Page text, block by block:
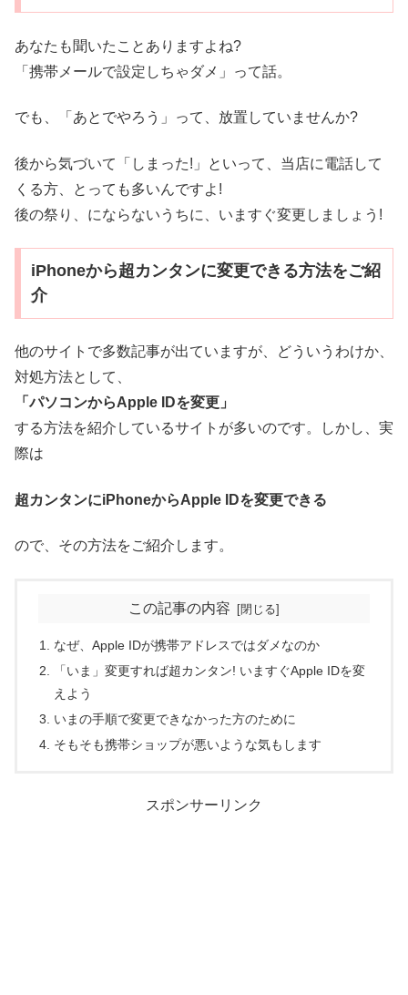
あなたも聞いたことありますよね?
「携帯メールで設定しちゃダメ」って話。
でも、「あとでやろう」って、放置していませんか?
後から気づいて「しまった!」といって、当店に電話して
くる方、とっても多いんですよ!
後の祭り、にならないうちに、いますぐ変更しましょう!
iPhoneから超カンタンに変更できる方法をご紹
介
他のサイトで多数記事が出ていますが、どういうわけか、
対処方法として、
「パソコンからApple IDを変更」
する方法を紹介しているサイトが多いのです。しかし、実
際は
超カンタンにiPhoneからApple IDを変更できる
ので、その方法をご紹介します。
この記事の内容
なぜ、Apple IDが携帯アドレスではダメなのか
「いま」変更すれば超カンタン! いますぐApple IDを変
えよう
いまの手順で変更できなかった方のために
そもそも携帯ショップが悪いような気もします
スポンサーリンク